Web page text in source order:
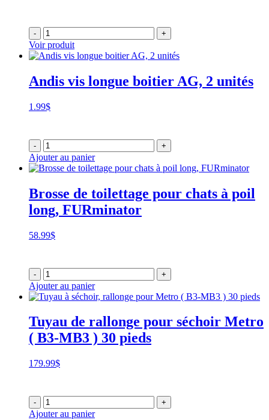
- +
Voir produit
Andis vis longue boitier AG, 2 unités
1.99$
- +
Ajouter au panier
Brosse de toilettage pour chats à poil
long, FURminator
58.99$
- +
Ajouter au panier
Tuyau de rallonge pour séchoir Metro
( B3-MB3 ) 30 pieds
179.99$
- +
Ajouter au panier